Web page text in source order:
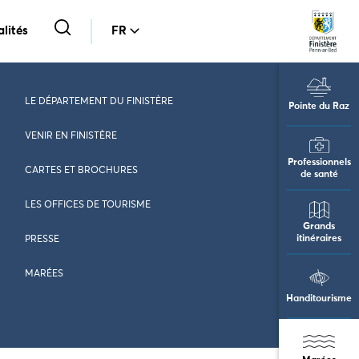
FR
Pointe du Raz
Professionnels
de santé
Grands
itinéraires
Handitourisme
LE DÉPARTEMENT DU FINISTÈRE
VENIR EN FINISTÈRE
CARTES ET BROCHURES
LES OFFICES DE TOURISME
PRESSE
MARÉES